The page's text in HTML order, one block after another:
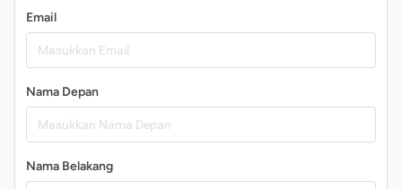
Email
Nama Depan
Nama Belakang